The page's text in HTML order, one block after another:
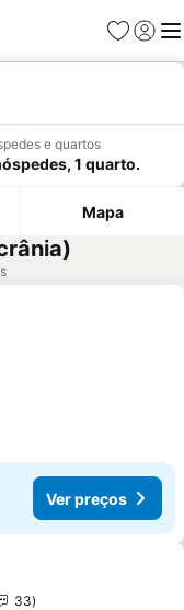
Favoritos
Iniciar
e quartos
1 quarto.
Mapa
aos favoritos
Ver preços
aos favoritos
33